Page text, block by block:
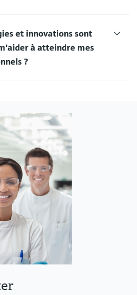
et innovations sont
à atteindre mes
?